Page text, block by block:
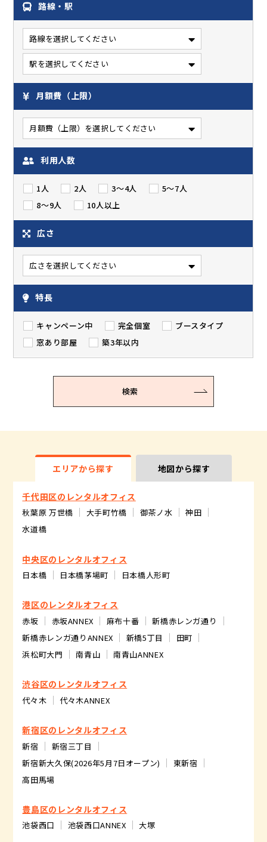
路線・駅
月額費（上限）
利用人数
1人 2人 3～4人
5～7人
8～9人
10人以上
広さ
特長
キャンペーン中 完全個室
ブースタイプ
窓あり部屋
築3年以内
検索
エリアから探す 地図から探す
千代田区のレンタルオフィス
秋葉原 万世橋 大手町竹橋 御茶ノ水
神田
水道橋
中央区のレンタルオフィス
日本橋 日本橋茅場町 日本橋人形町
港区のレンタルオフィス
赤坂 赤坂ANNEX 麻布十番
新橋赤レンガ通り
新橋赤レンガ通りANNEX
新橋5丁目
田町
浜松町大門
南青山 南青山ANNEX
渋谷区のレンタルオフィス
代々木 代々木ANNEX
新宿区のレンタルオフィス
新宿
新宿三丁目
新宿新大久保(2026年5月7日オープン)
東新宿
高田馬場
豊島区のレンタルオフィス
池袋西口 池袋西口ANNEX 大塚